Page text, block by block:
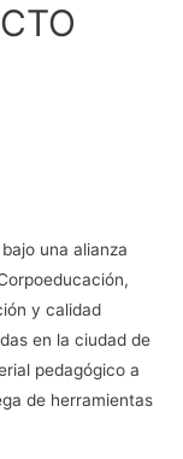
una alianza
y calidad
en la ciudad de
pedagógico a
de herramientas